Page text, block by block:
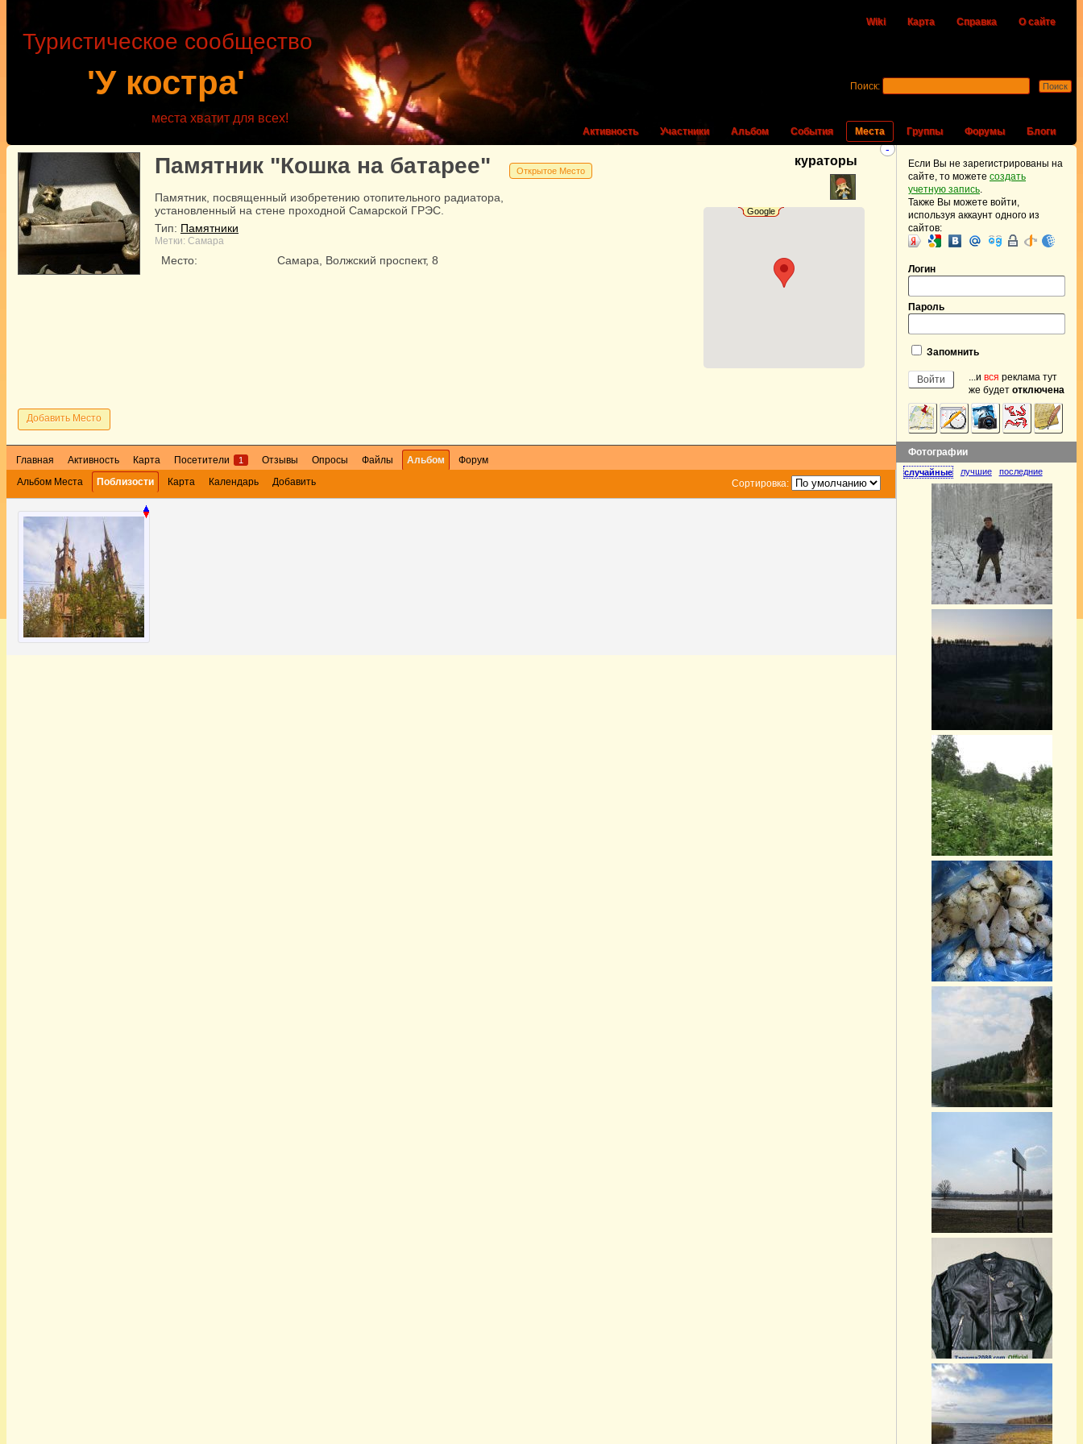
Wiki Карта Справка О сайте
'У костра'
Туристическое сообщество
места хватит для всех!
Активность Участники Альбом События Места Группы Форумы Блоги
Поиск:
-
кураторы
Google
Памятник "Кошка на батарее" Открытое Место
Памятник, посвященный изобретению отопительного радиатора,
установленный на стене проходной Самарской ГРЭС.
Тип: Памятники
Метки: Самара
Место: Самара, Волжский проспект, 8
Добавить Место
Главная Активность Карта Посетители 1 Отзывы Опросы Файлы Альбом
Форум
Альбом Места
Поблизости Карта Календарь Добавить Сортировка:
Если Вы не зарегистрированы на
сайте, то можете создать
учетную запись.
Также Вы можете войти,
используя аккаунт одного из
сайтов:
Логин
Пароль
Запомнить
...и вся реклама тут
же будет отключена
Фотографии
случайные лучшие последние